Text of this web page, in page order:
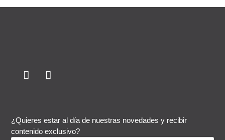
¿Quieres estar al día de nuestras novedades y recibir
contenido exclusivo?